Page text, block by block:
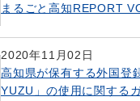
まるごと高知REPORT
2020年11月02日
高知県が保有する外国登
YUZU」の使用に関する